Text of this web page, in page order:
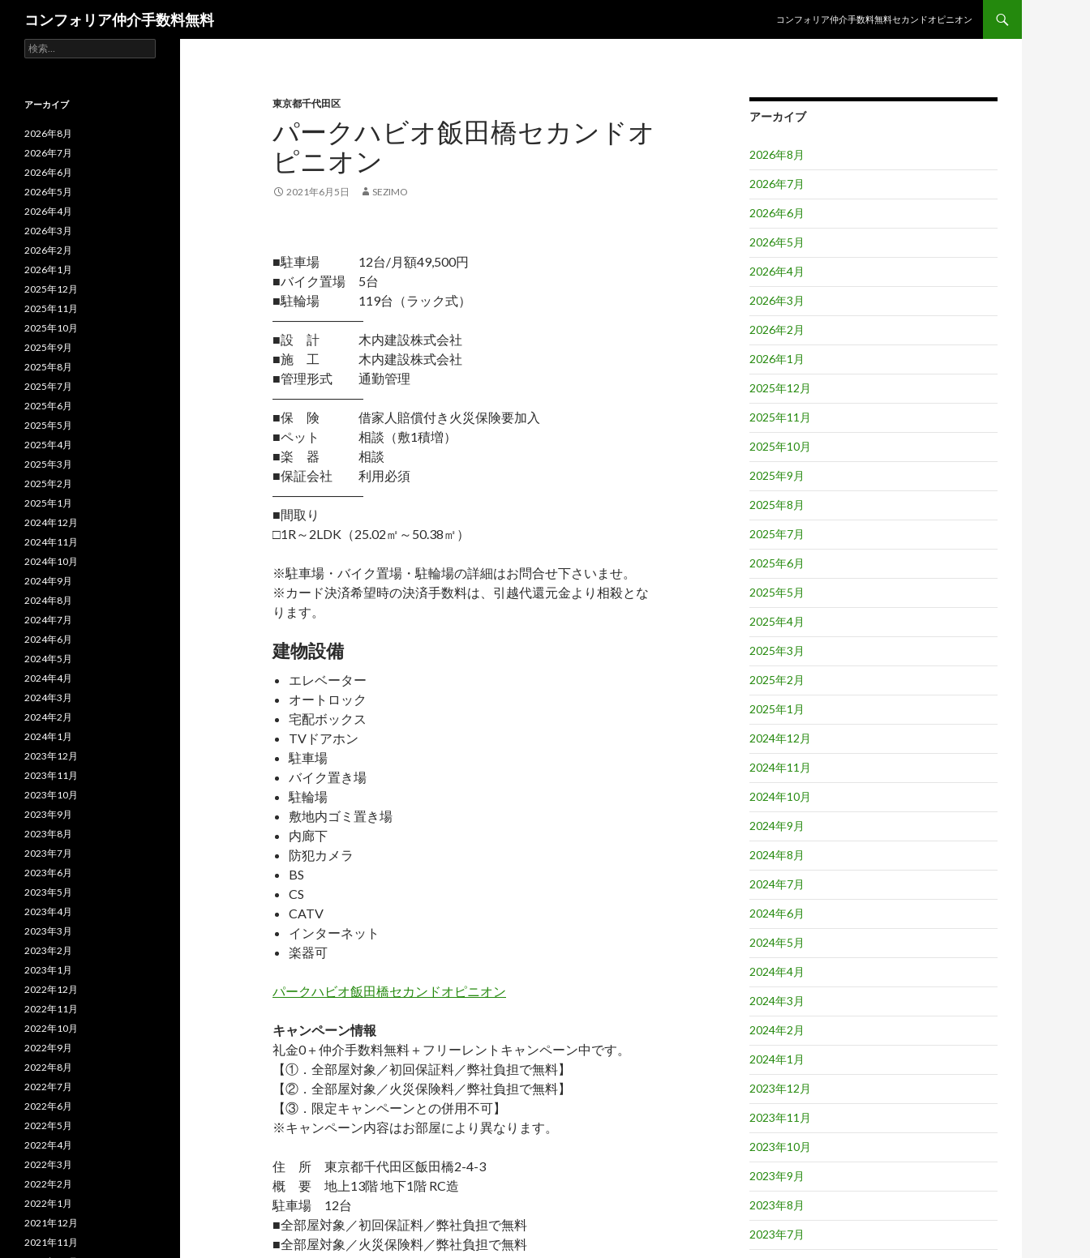
コンフォリア仲介手数料無料
コンフォリア仲介手数料無料セカンドオピニオン
東京都千代田区
パークハビオ飯田橋セカンドオ
ピニオン
2021年6月5日 SEZIMO
■駐車場 12台/月額49,500円
■バイク置場 5台
■駐輪場 119台（ラック式）
―――――――
■設 計 木内建設株式会社
■施 工 木内建設株式会社
■管理形式 通勤管理
―――――――
■保 険 借家人賠償付き火災保険要加入
■ペット 相談（敷1積増）
■楽 器 相談
■保証会社 利用必須
―――――――
■間取り
□1R～2LDK（25.02㎡～50.38㎡）
※駐車場・バイク置場・駐輪場の詳細はお問合せ下さいませ。
※カード決済希望時の決済手数料は、引越代還元金より相殺とな
ります。
建物設備
エレベーター
オートロック
宅配ボックス
TVドアホン
駐車場
バイク置き場
駐輪場
敷地内ゴミ置き場
内廊下
防犯カメラ
BS
CS
CATV
インターネット
楽器可
パークハビオ飯田橋セカンドオピニオン
キャンペーン情報
礼金0＋仲介手数料無料 ＋ フリーレント キャンペーン中です。
【①．全部屋対象／初回保証料／弊社負担で無料】
【②．全部屋対象／火災保険料／弊社負担で無料】
【③．限定キャンペーンとの併用不可】
※キャンペーン内容はお部屋により異なります。
住 所 東京都千代田区飯田橋2-4-3
概 要 地上13階 地下1階 RC造
駐車場 12台
■全部屋対象／初回保証料／弊社負担で無料
■全部屋対象／火災保険料／弊社負担で無料
アーカイブ
2026年8月
2026年7月
2026年6月
2026年5月
2026年4月
2026年3月
2026年2月
2026年1月
2025年12月
2025年11月
2025年10月
2025年9月
2025年8月
2025年7月
2025年6月
2025年5月
2025年4月
2025年3月
2025年2月
2025年1月
2024年12月
2024年11月
2024年10月
2024年9月
2024年8月
2024年7月
2024年6月
2024年5月
2024年4月
2024年3月
2024年2月
2024年1月
2023年12月
2023年11月
2023年10月
2023年9月
2023年8月
2023年7月
検
索:
アーカイブ
2026年8月
2026年7月
2026年6月
2026年5月
2026年4月
2026年3月
2026年2月
2026年1月
2025年12月
2025年11月
2025年10月
2025年9月
2025年8月
2025年7月
2025年6月
2025年5月
2025年4月
2025年3月
2025年2月
2025年1月
2024年12月
2024年11月
2024年10月
2024年9月
2024年8月
2024年7月
2024年6月
2024年5月
2024年4月
2024年3月
2024年2月
2024年1月
2023年12月
2023年11月
2023年10月
2023年9月
2023年8月
2023年7月
2023年6月
2023年5月
2023年4月
2023年3月
2023年2月
2023年1月
2022年12月
2022年11月
2022年10月
2022年9月
2022年8月
2022年7月
2022年6月
2022年5月
2022年4月
2022年3月
2022年2月
2022年1月
2021年12月
2021年11月